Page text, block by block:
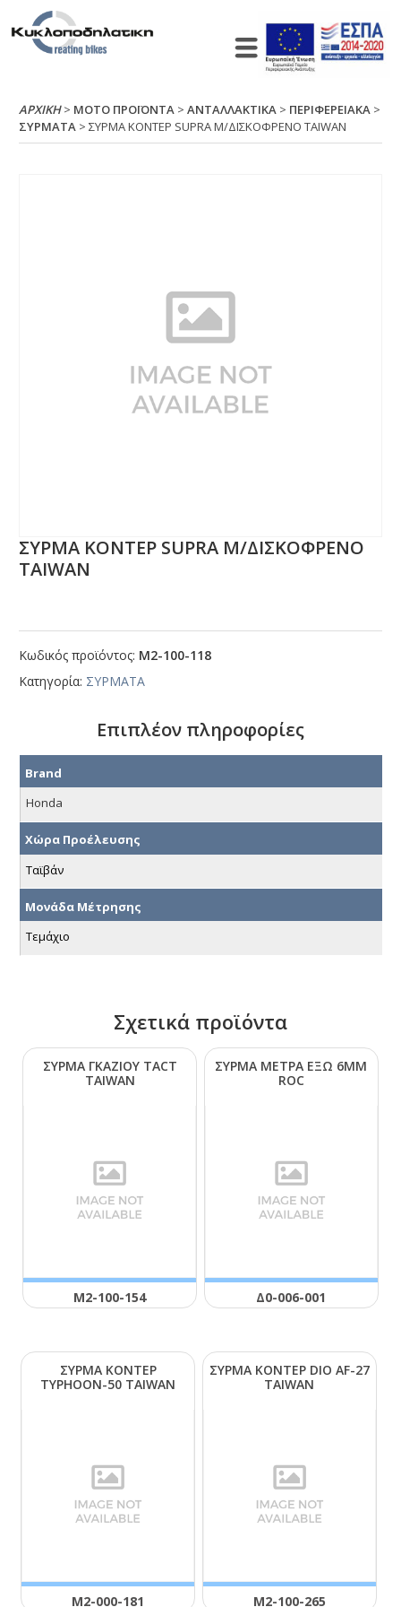
ΑΡΧΙΚΉ> ΜΟΤΟ ΠΡΟΪΟΝΤΑ >ΑΝΤΑΛΛΑΚΤΙΚΑ > ΠΕΡΙΦΕΡΕΙΑΚΑ >
ΣΥΡΜΑΤΑ > ΣΥΡΜΑ ΚΟΝΤΕΡ SUΡRΑ Μ/ΔΙΣΚΟΦΡΕΝΟ ΤΑΙWΑΝ
ΣΥΡΜΑ ΚΟΝΤΕΡ SUΡRΑ Μ/ΔΙΣΚΟΦΡΕΝΟ
ΤΑΙWΑΝ
Κωδικός προϊόντος: Μ2-100-118
Κατηγορία: ΣΥΡΜΑΤΑ
Επιπλέον πληροφορίες
Brand
Honda
Χώρα Προέλευσης
Ταϊβάν
Μονάδα Μέτρησης
Τεμάχιο
Σχετικά προϊόντα
ΣΥΡΜΑ ΓΚΑΖΙΟΥ ΤΑCΤ
ΤΑΙWΑΝ
Μ2-100-154
ΣΥΡΜΑ ΜΕΤΡΑ ΕΞΩ 6ΜΜ
RΟC
Δ0-006-001
ΣΥΡΜΑ ΚΟΝΤΕΡ
ΤΥΡΗΟΟΝ-50 ΤΑΙWΑΝ
Μ2-000-181
ΣΥΡΜΑ ΚΟΝΤΕΡ DΙΟ ΑF-27
ΤΑΙWΑΝ
Μ2-100-265